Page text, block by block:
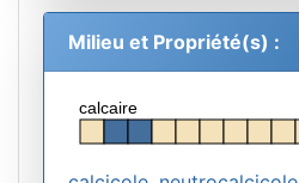
Milieu et Propriété(s) :
calcaire